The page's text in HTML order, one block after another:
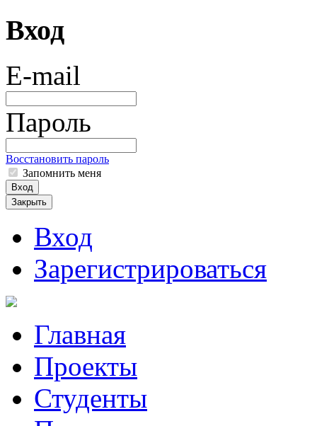
Вход
E-mail
Пароль
Восстановить пароль
Запомнить меня
Вход
Закрыть
Вход
Зарегистрироваться
Главная
Проекты
Студенты